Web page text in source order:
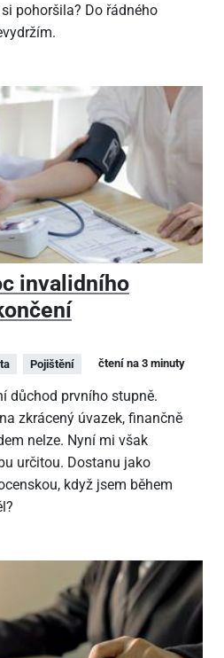
pohoršila? Do řádného
invalidního
Pojištění čtení na 3 minuty
důchod prvního stupně.
zkrácený úvazek, finančně
nelze. Nyní mi však
určitou. Dostanu jako
když jsem během